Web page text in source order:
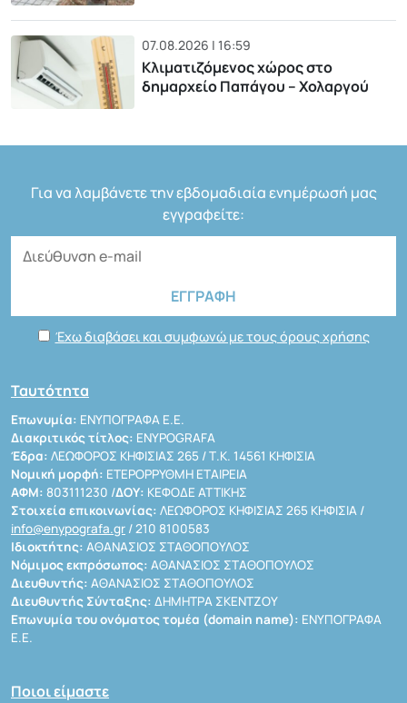
07.08.2026 | 16:59
Κλιματιζόμενος χώρος στο
δημαρχείο Παπάγου – Χολαργού
Για να λαμβάνετε την εβδομαδιαία ενημέρωσή μας
εγγραφείτε:
Έχω διαβάσει και συμφωνώ με τους όρους χρήσης
Ταυτότητα
Επωνυμία: ΕΝΥΠΟΓΡΑΦΑ Ε.Ε.
Διακριτικός τίτλος: ENYPOGRAFA
Έδρα: ΛΕΩΦΟΡΟΣ ΚΗΦΙΣΙΑΣ 265 / Τ.Κ. 14561 ΚΗΦΙΣΙΑ
Νομική μορφή: ΕΤΕΡΟΡΡΥΘΜΗ ΕΤΑΙΡΕΙΑ
ΑΦΜ: 803111230 /ΔΟΥ: ΚΕΦΟΔΕ ΑΤΤΙΚΗΣ
Στοιχεία επικοινωνίας: ΛΕΩΦΟΡΟΣ ΚΗΦΙΣΙΑΣ 265 ΚΗΦΙΣΙΑ /
info@enypografa.gr / 210 8100583
Ιδιοκτήτης: ΑΘΑΝΑΣΙΟΣ ΣΤΑΘΟΠΟΥΛΟΣ
Νόμιμος εκπρόσωπος: ΑΘΑΝΑΣΙΟΣ ΣΤΑΘΟΠΟΥΛΟΣ
Διευθυντής: ΑΘΑΝΑΣΙΟΣ ΣΤΑΘΟΠΟΥΛΟΣ
Διευθυντής Σύνταξης: ΔΗΜΗΤΡΑ ΣΚΕΝΤΖΟΥ
Επωνυμία του ονόματος τομέα (domain name): ΕΝΥΠΟΓΡΑΦΑ
Ε.Ε.
Ποιοι είμαστε